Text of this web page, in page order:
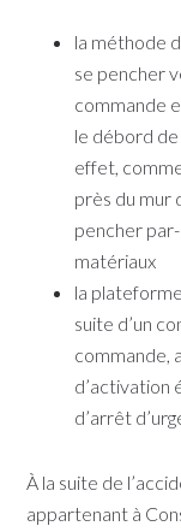
la méthode
se pencher
commande
le débord de
effet,
près du mur
pencher
matériaux
la
suite d’un
commande,
d’activation
d’arrêt
​​À la suite de
appartenant à